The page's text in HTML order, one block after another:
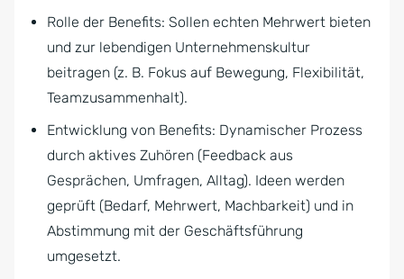
Rolle der Benefits: Sollen echten Mehrwert bieten
und zur lebendigen Unternehmenskultur
beitragen (z. B. Fokus auf Bewegung, Flexibilität,
Teamzusammenhalt).
Entwicklung von Benefits: Dynamischer Prozess
durch aktives Zuhören (Feedback aus
Gesprächen, Umfragen, Alltag). Ideen werden
geprüft (Bedarf, Mehrwert, Machbarkeit) und in
Abstimmung mit der Geschäftsführung
umgesetzt.